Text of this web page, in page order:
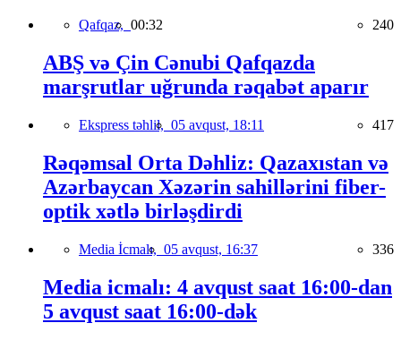
Qafqaz, 00:32 240
ABŞ və Çin Cənubi Qafqazda
marşrutlar uğrunda rəqabət aparır
Ekspress təhlil, 05 avqust, 18:11 417
Rəqəmsal Orta Dəhliz: Qazaxıstan və
Azərbaycan Xəzərin sahillərini fiber-
optik xətlə birləşdirdi
Media İcmalı, 05 avqust, 16:37 336
Media icmalı: 4 avqust saat 16:00-dan
5 avqust saat 16:00-dək